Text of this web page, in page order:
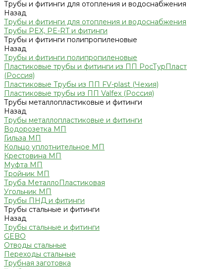
Трубы и фитинги для отопления и водоснабжения
Назад
Трубы и фитинги для отопления и водоснабжения
Трубы PEX, PE-RT и фитинги
Трубы и фитинги полипропиленовые
Назад
Трубы и фитинги полипропиленовые
Пластиковые трубы и фитинги из ПП РосТурПласт
(Россия)
Пластиковые Трубы из ПП FV-plast (Чехия)
Пластиковые трубы из ПП Valfex (Россия)
Трубы металлопластиковые и фитинги
Назад
Трубы металлопластиковые и фитинги
Водорозетка МП
Гильза МП
Кольцо уплотнительное МП
Крестовина МП
Муфта МП
Тройник МП
Труба МеталлоПластиковая
Угольник МП
Трубы ПНД и фитинги
Трубы стальные и фитинги
Назад
Трубы стальные и фитинги
GEBO
Отводы стальные
Переходы стальные
Трубная заготовка